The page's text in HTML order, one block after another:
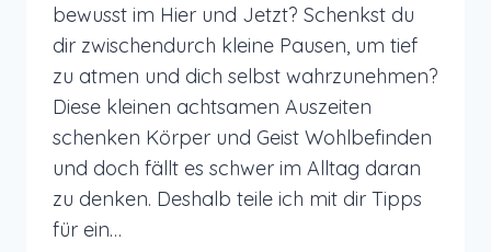
bewusst im Hier und Jetzt? Schenkst du
dir zwischendurch kleine Pausen, um tief
zu atmen und dich selbst wahrzunehmen?
Diese kleinen achtsamen Auszeiten
schenken Körper und Geist Wohlbefinden
und doch fällt es schwer im Alltag daran
zu denken. Deshalb teile ich mit dir Tipps
für ein…